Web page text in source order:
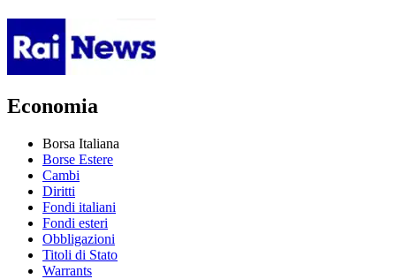
Economia
Borsa Italiana
Borse Estere
Cambi
Diritti
Fondi italiani
Fondi esteri
Obbligazioni
Titoli di Stato
Warrants